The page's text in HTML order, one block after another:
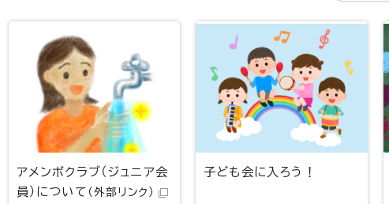
アメンボクラブ（ジュニア会
員）について （外部リンク）
子ども会に入ろう！